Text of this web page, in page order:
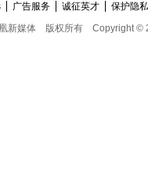
广告服务 诚征英才
保护隐
新媒体
版权所有 Copyright ©